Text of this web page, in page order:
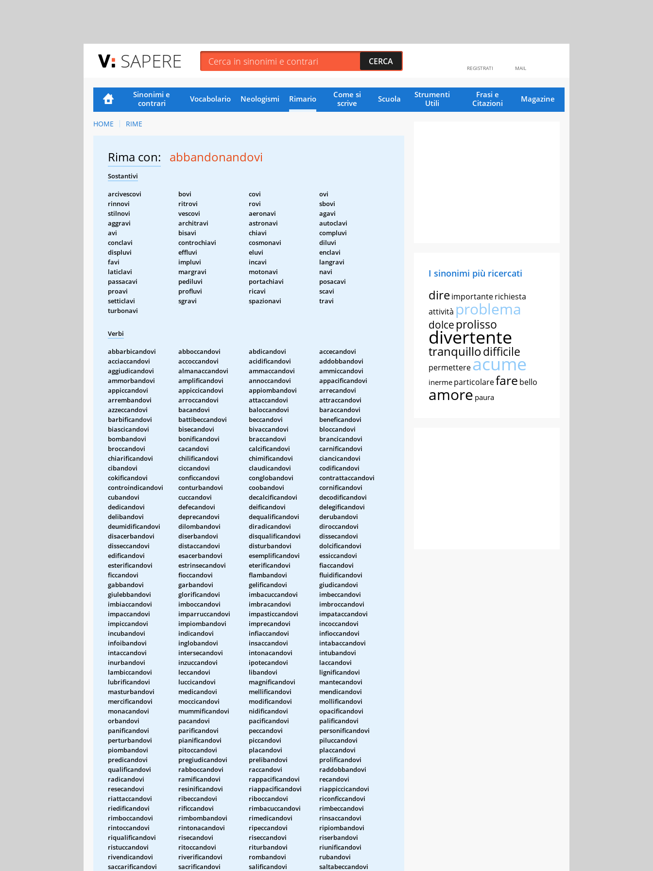
SAPERE MAIL
REGISTRATI
Sinonimi e
contrari
Vocabolario Neologismi Rimario
Come si
scrive
Scuola
Strumenti
Utili
Frasi e
Citazioni
Magazine
HOME RIME
Rima con: abbandonandovi
Sostantivi
arcivescovi bovi covi
ovi
rinnovi
ritrovi rovi
sbovi
stilnovi
vescovi aeronavi
agavi
aggravi
architravi astronavi
autoclavi
avi
bisavi chiavi
compluvi
conclavi
controchiavi cosmonavi
diluvi
displuvi
effluvi eluvi
enclavi
favi
impluvi incavi
langravi
laticlavi
margravi motonavi
navi
passacavi
pediluvi portachiavi
posacavi
proavi
profluvi ricavi
scavi
setticlavi
sgravi spazionavi
travi
turbonavi
Verbi
abbarbicandovi abboccandovi abdicandovi
accecandovi
acciaccandovi
accoccandovi acidificandovi
addobbandovi
aggiudicandovi
almanaccandovi ammaccandovi
ammiccandovi
ammorbandovi
amplificandovi annoccandovi
appacificandovi
appiccandovi
appiccicandovi appiombandovi
arrecandovi
arrembandovi
arroccandovi attaccandovi
attraccandovi
azzeccandovi
bacandovi baloccandovi
baraccandovi
barbificandovi
battibeccandovi beccandovi
beneficandovi
biascicandovi
bisecandovi bivaccandovi
bloccandovi
bombandovi
bonificandovi braccandovi
brancicandovi
broccandovi
cacandovi calcificandovi
carnificandovi
chiarificandovi
chilificandovi chimificandovi
ciancicandovi
cibandovi
ciccandovi claudicandovi
codificandovi
cokificandovi
conficcandovi conglobandovi
contrattaccandovi
controindicandovi
conturbandovi coobandovi
cornificandovi
cubandovi
cuccandovi decalcificandovi
decodificandovi
dedicandovi
defecandovi deificandovi
delegificandovi
delibandovi
deprecandovi dequalificandovi
derubandovi
deumidificandovi
dilombandovi diradicandovi
diroccandovi
disacerbandovi
diserbandovi disqualificandovi
dissecandovi
disseccandovi
distaccandovi disturbandovi
dolcificandovi
edificandovi
esacerbandovi esemplificandovi
essiccandovi
esterificandovi
estrinsecandovi eterificandovi
fiaccandovi
ficcandovi
fioccandovi flambandovi
fluidificandovi
gabbandovi
garbandovi gelificandovi
giudicandovi
giulebbandovi
glorificandovi imbacuccandovi
imbeccandovi
imbiaccandovi
imboccandovi imbracandovi
imbroccandovi
impaccandovi
imparruccandovi impasticcandovi
impataccandovi
impiccandovi
impiombandovi imprecandovi
incoccandovi
incubandovi
indicandovi infiaccandovi
infioccandovi
infoibandovi
inglobandovi insaccandovi
intabaccandovi
intaccandovi
intersecandovi intonacandovi
intubandovi
inurbandovi
inzuccandovi ipotecandovi
laccandovi
lambiccandovi
leccandovi libandovi
lignificandovi
lubrificandovi
luccicandovi magnificandovi
mantecandovi
masturbandovi
medicandovi mellificandovi
mendicandovi
mercificandovi
moccicandovi modificandovi
mollificandovi
monacandovi
mummificandovi nidificandovi
opacificandovi
orbandovi
pacandovi pacificandovi
palificandovi
panificandovi
parificandovi peccandovi
personificandovi
perturbandovi
pianificandovi piccandovi
piluccandovi
piombandovi
pitoccandovi placandovi
placcandovi
predicandovi
pregiudicandovi prelibandovi
prolificandovi
qualificandovi
rabboccandovi raccandovi
raddobbandovi
radicandovi
ramificandovi rappacificandovi
recandovi
resecandovi
resinificandovi riappacificandovi
riappiccicandovi
riattaccandovi
ribeccandovi riboccandovi
riconficcandovi
riedificandovi
rificcandovi rimbacuccandovi
rimbeccandovi
rimboccandovi
rimbombandovi rimedicandovi
rinsaccandovi
rintoccandovi
rintonacandovi ripeccandovi
ripiombandovi
riqualificandovi
risecandovi riseccandovi
riserbandovi
ristuccandovi
ritoccandovi riturbandovi
riunificandovi
rivendicandovi
riverificandovi rombandovi
rubandovi
saccarificandovi
sacrificandovi salificandovi saltabeccandovi
I sinonimi più ricercati
direimportanterichiesta
attività problema
dolce prolisso
divertente
tranquillodifficile
permettereacume
inerme particolarefare bello
amore paura